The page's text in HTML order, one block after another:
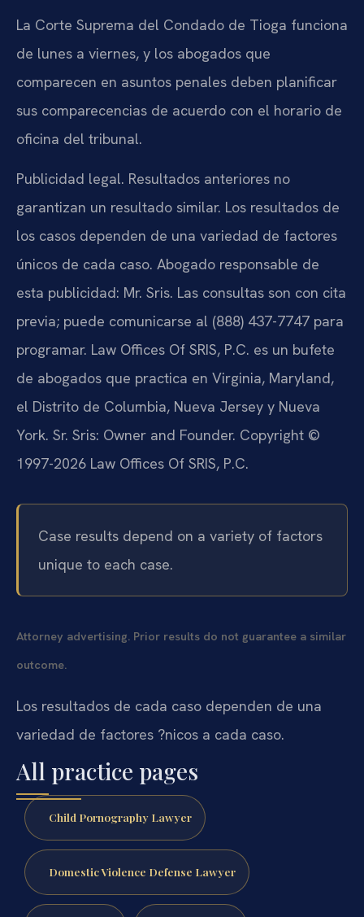
La Corte Suprema del Condado de Tioga funciona
de lunes a viernes, y los abogados que
comparecen en asuntos penales deben planificar
sus comparecencias de acuerdo con el horario de
oficina del tribunal.
Publicidad legal. Resultados anteriores no
garantizan un resultado similar. Los resultados de
los casos dependen de una variedad de factores
únicos de cada caso. Abogado responsable de
esta publicidad: Mr. Sris. Las consultas son con cita
previa; puede comunicarse al (888) 437-7747 para
programar. Law Offices Of SRIS, P.C. es un bufete
de abogados que practica en Virginia, Maryland,
el Distrito de Columbia, Nueva Jersey y Nueva
York. Sr. Sris: Owner and Founder. Copyright ©
1997-2026 Law Offices Of SRIS, P.C.
Case results depend on a variety of factors
unique to each case.
Attorney advertising. Prior results do not guarantee a similar
outcome.
Los resultados de cada caso dependen de una
variedad de factores ?nicos a cada caso.
All practice pages
Child Pornography Lawyer
Domestic Violence Defense Lawyer